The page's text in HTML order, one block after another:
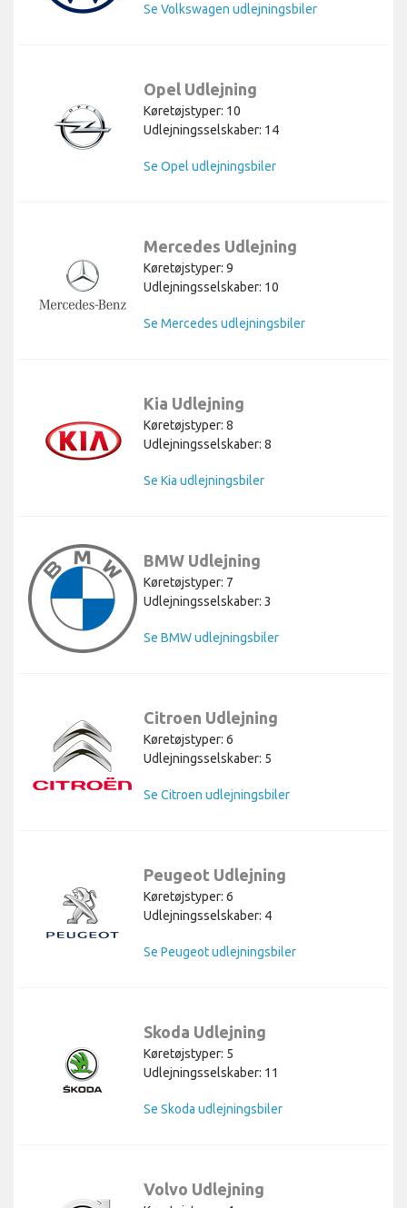
Se Volkswagen udlejningsbiler
Opel Udlejning
Køretøjstyper: 10
Udlejningsselskaber: 14
Se Opel udlejningsbiler
Mercedes Udlejning
Køretøjstyper: 9
Udlejningsselskaber: 10
Se Mercedes udlejningsbiler
Kia Udlejning
Køretøjstyper: 8
Udlejningsselskaber: 8
Se Kia udlejningsbiler
BMW Udlejning
Køretøjstyper: 7
Udlejningsselskaber: 3
Se BMW udlejningsbiler
Citroen Udlejning
Køretøjstyper: 6
Udlejningsselskaber: 5
Se Citroen udlejningsbiler
Peugeot Udlejning
Køretøjstyper: 6
Udlejningsselskaber: 4
Se Peugeot udlejningsbiler
Skoda Udlejning
Køretøjstyper: 5
Udlejningsselskaber: 11
Se Skoda udlejningsbiler
Volvo Udlejning